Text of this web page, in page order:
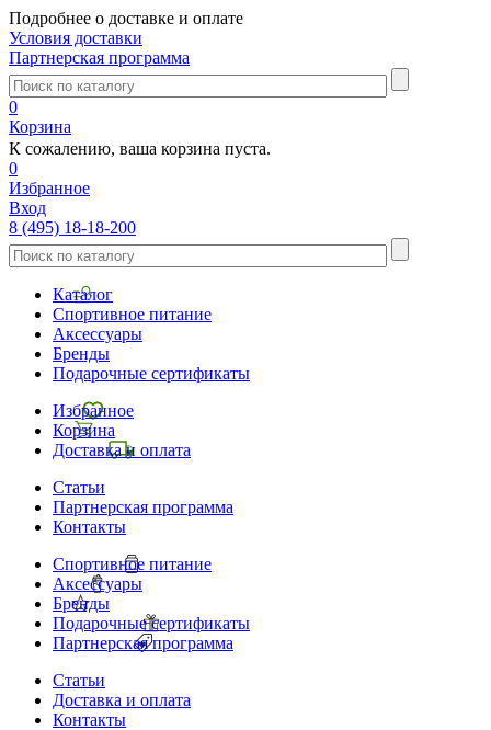
Подробнее о доставке и оплате
Условия доставки
Партнерская программа
0
Корзина
К сожалению, ваша корзина пуста.
0
Избранное
Вход
8 (495) 18-18-200
Каталог
Спортивное питание
Аксессуары
Бренды
Подарочные сертификаты
Избранное
Корзина
Доставка и оплата
Статьи
Партнерская программа
Контакты
Спортивное питание
Аксессуары
Бренды
Подарочные сертификаты
Партнерская программа
Статьи
Доставка и оплата
Контакты